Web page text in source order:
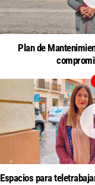
Plan de
Espacios para